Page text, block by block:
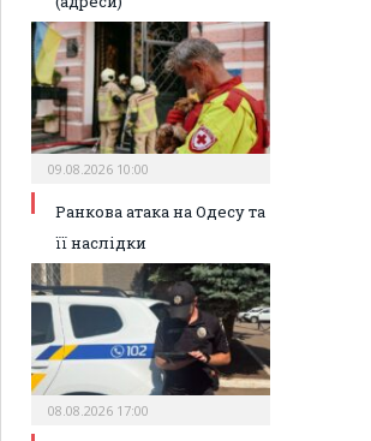
09.08.2026 10:00
Ранкова атака на Одесу та
її наслідки
08.08.2026 17:00